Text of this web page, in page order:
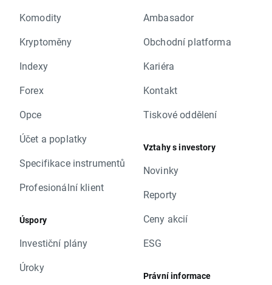
Komodity
Kryptoměny
Indexy
Forex
Opce
Účet a poplatky
Specifikace instrumentů
Profesionální klient
Úspory
Investiční plány
Úroky
Ambasador
Obchodní platforma
Kariéra
Kontakt
Tiskové oddělení
Vztahy s investory
Novinky
Reporty
Ceny akcií
ESG
Právní informace